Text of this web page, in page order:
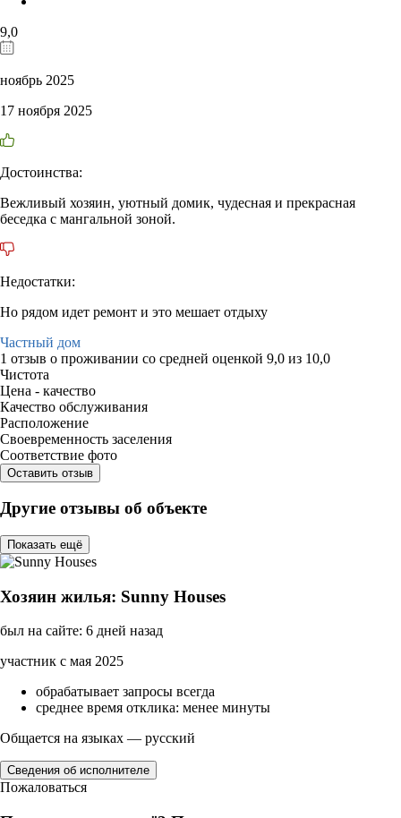
9,0
ноябрь 2025
17 ноября 2025
Достоинства:
Вежливый хозяин, уютный домик, чудесная и прекрасная
беседка с мангальной зоной.
Недостатки:
Но рядом идет ремонт и это мешает отдыху
Частный дом
1 отзыв о проживании со средней оценкой 9,0 из 10,0
Чистота
Цена - качество
Качество обслуживания
Расположение
Своевременность заселения
Соответствие фото
Оставить отзыв
Другие отзывы об объекте
Показать ещё
Хозяин жилья: Sunny Houses
был на сайте: 6 дней назад
участник с мая 2025
обрабатывает запросы всегда
среднее время отклика: менее минуты
Общается на языках — русский
Сведения об исполнителе
Пожаловаться